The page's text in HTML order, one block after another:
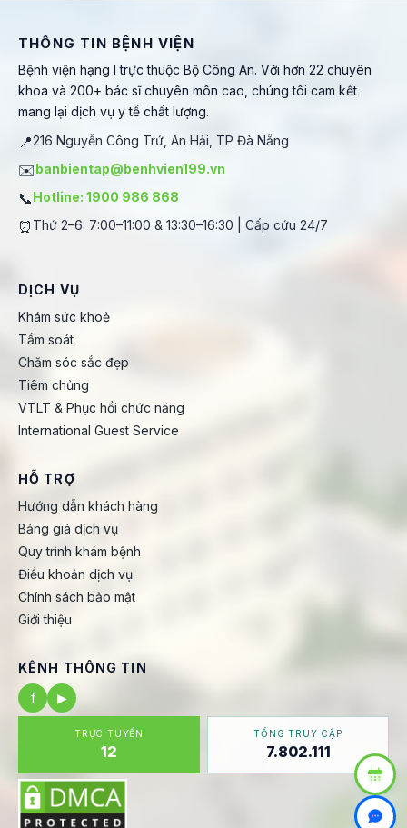
THÔNG TIN BỆNH VIỆN
Bệnh viện hạng I trực thuộc Bộ Công An. Với hơn 22 chuyên
khoa và 200+ bác sĩ chuyên môn cao, chúng tôi cam kết
mang lại dịch vụ y tế chất lượng.
📍216 Nguyễn Công Trứ, An Hải, TP Đà Nẵng
✉️banbientap@benhvien199.vn
📞Hotline: 1900 986 868
⏰ Thứ 2–6: 7:00–11:00 & 13:30–16:30 | Cấp cứu 24/7
DỊCH VỤ
Khám sức khoẻ
Tầm soát
Chăm sóc sắc đẹp
Tiêm chủng
VTLT & Phục hồi chức năng
International Guest Service
HỖ TRỢ
Hướng dẫn khách hàng
Bảng giá dịch vụ
Quy trình khám bệnh
Điều khoản dịch vụ
Chính sách bảo mật
Giới thiệu
KÊNH THÔNG TIN
f
▶
TRỰC TUYẾN
12
TỔNG TRUY CẬP
7.802.111